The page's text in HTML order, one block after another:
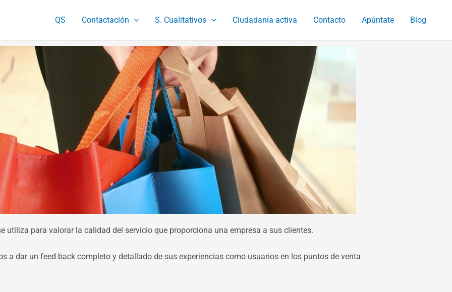
QS Contactación S. Cualitativos Ciudadanía activa Contacto Apúntate Blog
utiliza para valorar la calidad del servicio que proporciona una empresa a sus clientes.
a dar un feed back completo y detallado de sus experiencias como usuarios en los puntos de venta